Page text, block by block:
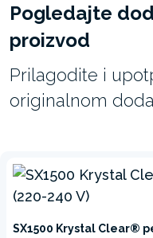
Pogledajte
proizvod
Prilagodite i
originalnom
SX1500 Krystal Clear®